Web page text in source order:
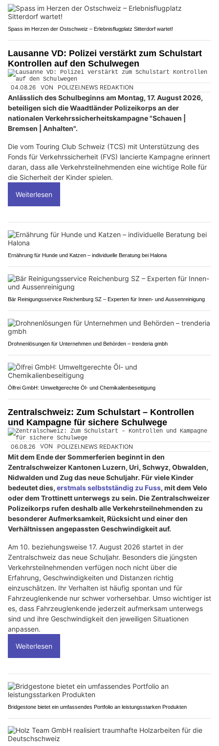
Spass im Herzen der Ostschweiz – Erlebnisflugplatz Sitterdorf wartet!
Lausanne VD: Polizei verstärkt zum Schulstart
Kontrollen auf den Schulwegen
04.08.26 VON POLIZEI.NEWS REDAKTION
Anlässlich des Schulbeginns am Montag, 17. August 2026,
beteiligen sich die Waadtländer Polizeikorps an der
nationalen Verkehrssicherheitskampagne "Schauen |
Bremsen | Anhalten".
Die vom Touring Club Schweiz (TCS) mit Unterstützung des
Fonds für Verkehrssicherheit (FVS) lancierte Kampagne erinnert
daran, dass alle Verkehrsteilnehmenden eine wichtige Rolle für
die Sicherheit der Kinder spielen.
Weiterlesen
Ernährung für Hunde und Katzen – individuelle Beratung bei Halona
Bär Reinigungsservice Reichenburg SZ – Experten für Innen- und Aussenreinigung
Drohnenlösungen für Unternehmen und Behörden – trenderia gmbh
Ölfrei GmbH: Umweltgerechte Öl- und Chemikalienbeseitigung
Zentralschweiz: Zum Schulstart – Kontrollen
und Kampagne für sichere Schulwege
06.08.26 VON POLIZEI.NEWS REDAKTION
Mit dem Ende der Sommerferien beginnt in den
Zentralschweizer Kantonen Luzern, Uri, Schwyz, Obwalden,
Nidwalden und Zug das neue Schuljahr. Für viele Kinder
bedeutet dies, erstmals selbstständig zu Fuss, mit dem Velo
oder dem Trottinett unterwegs zu sein. Die Zentralschweizer
Polizeikorps rufen deshalb alle Verkehrsteilnehmenden zu
besonderer Aufmerksamkeit, Rücksicht und einer den
Verhältnissen angepassten Geschwindigkeit auf.
Am 10. beziehungsweise 17. August 2026 startet in der
Zentralschweiz das neue Schuljahr. Besonders die jüngsten
Verkehrsteilnehmenden verfügen noch nicht über die
Erfahrung, Geschwindigkeiten und Distanzen richtig
einzuschätzen. Ihr Verhalten ist häufig spontan und für
Fahrzeuglenkende nur schwer vorhersehbar. Umso wichtiger ist
es, dass Fahrzeuglenkende jederzeit aufmerksam unterwegs
sind und ihre Geschwindigkeit den jeweiligen Situationen
anpassen.
Weiterlesen
Bridgestone bietet ein umfassendes Portfolio an leistungsstarken Produkten